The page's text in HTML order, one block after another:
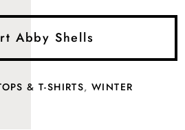
Abby Shells
& T-SHIRTS,WINTER